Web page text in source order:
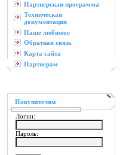
Партнерская программа
Техническая
документация
Наше любимое
Обратная связь
Карта сайта
Партнерам
Покупателям
Логин:
Пароль: